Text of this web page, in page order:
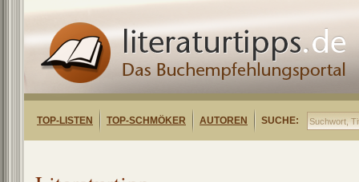
TOP-LISTEN TOP-SCHMÖKER AUTOREN SUCHE: